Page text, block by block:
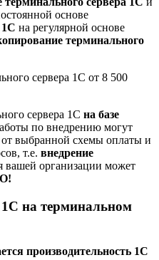
основе
1С на регулярной основе
терминального
сервера 1С от 8 500
сервера 1С на базе
по внедрению могут
от выбранной схемы оплаты и
т.е. внедрение
вашей организации может
на терминальном
производительность 1С